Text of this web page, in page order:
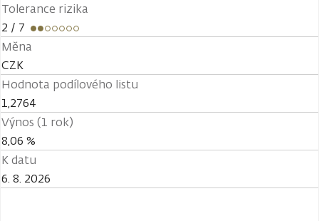
Tolerance rizika
2 / 7
Měna
CZK
Hodnota podílového listu
1,2764
Výnos (1 rok)
8,06 %
K datu
6. 8. 2026